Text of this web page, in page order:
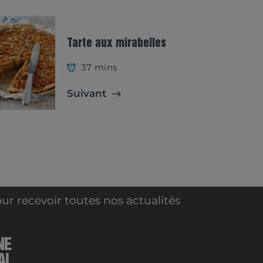
Tarte aux mirabelles
37 mins
Suivant
recevoir toutes nos actualités